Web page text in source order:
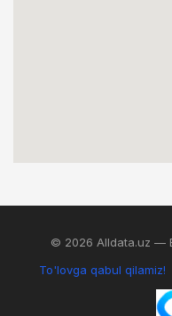
© 2026 Alldata.uz —
To'lovga qabul qilamiz!